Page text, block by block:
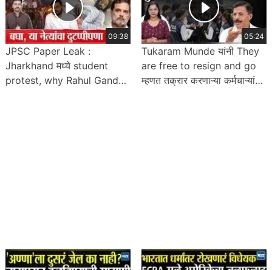
09:38
JPSC Paper Leak :
Jharkhand मध्ये student
protest, why Rahul Gandhi
05:24
Tukaram Munde यांनी They
are free to resign and go
म्हणत तक्रार करणाऱ्या कर्मचाऱ्यांना